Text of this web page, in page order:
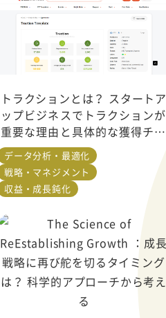
トラクションとは？ スタートア
ップビジネスでトラクションが
重要な理由と具体的な獲得チャ
ネルを紹介
データ分析・最適化
戦略・マネジメント
収益・成長鈍化